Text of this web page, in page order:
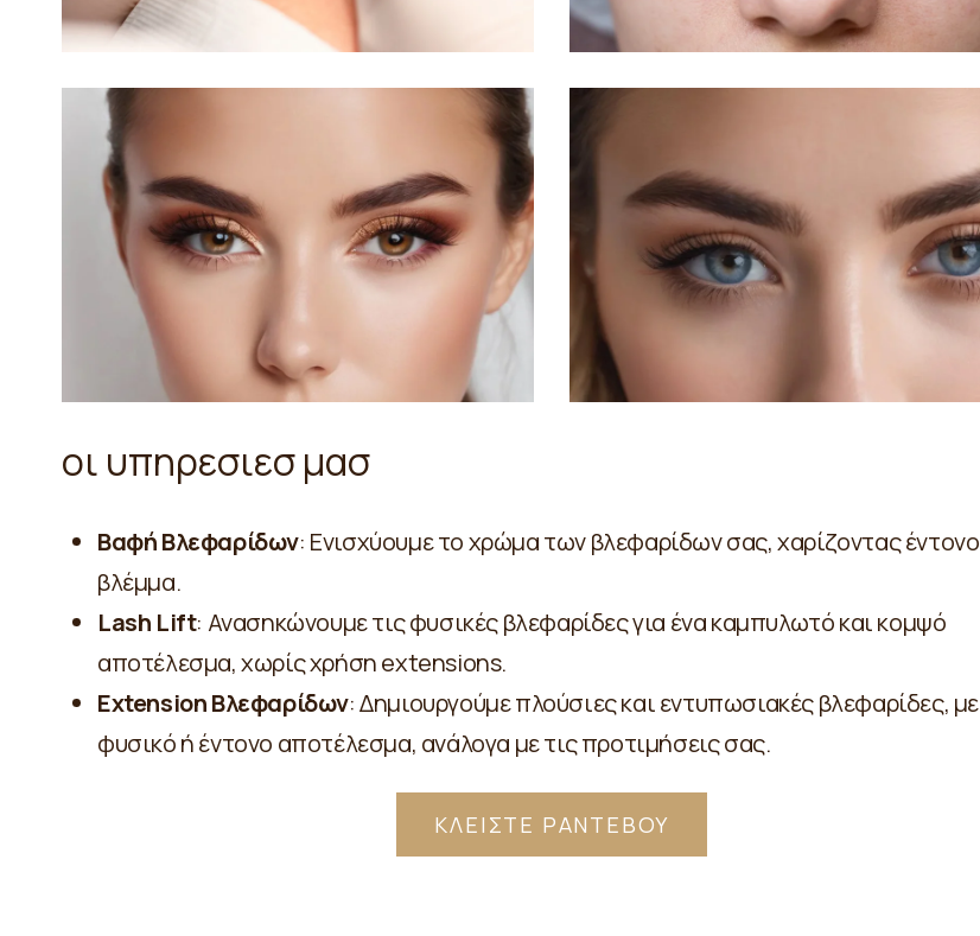
οι υπηρεσιεσ μασ
Βαφή Βλεφαρίδων: Ενισχύουμε το χρώμα των βλεφαρίδων σας, χαρίζοντας έντονο
βλέμμα.
Lash Lift: Ανασηκώνουμε τις φυσικές βλεφαρίδες για ένα καμπυλωτό και κομψό
αποτέλεσμα, χωρίς χρήση extensions.
Extension Βλεφαρίδων: Δημιουργούμε πλούσιες και εντυπωσιακές βλεφαρίδες, με
φυσικό ή έντονο αποτέλεσμα, ανάλογα με τις προτιμήσεις σας.
ΚΛΕΙΣΤΕ ΡΑΝΤΕΒΟΥ